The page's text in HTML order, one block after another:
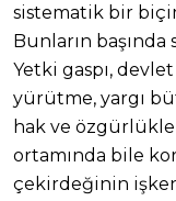
sistematik bir
Bunların
Yetki gaspı,
yürütme, yargı
hak ve
ortamında bile
çekirdeğinin